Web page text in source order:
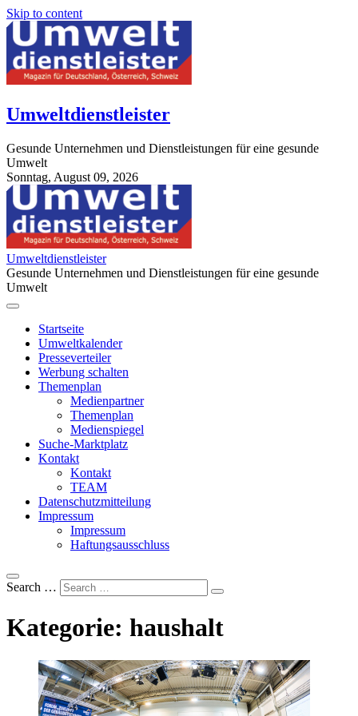
Skip to content
Umweltdienstleister
Gesunde Unternehmen und Dienstleistungen für eine gesunde
Umwelt
Sonntag, August 09, 2026
StuttgartApotheke.com
Umweltdienstleister
Gesunde Unternehmen und Dienstleistungen für eine gesunde
Umwelt
Startseite
Umweltkalender
Presseverteiler
Werbung schalten
Themenplan
Medienpartner
Themenplan
Medienspiegel
Suche-Marktplatz
Kontakt
Kontakt
TEAM
Datenschutzmitteilung
Impressum
Impressum
Haftungsausschluss
Search …
Kategorie: haushalt